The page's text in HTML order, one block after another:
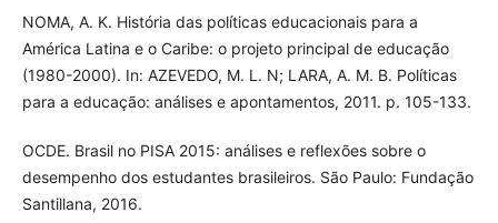
NOMA, A. K. História das políticas educacionais para a
América Latina e o Caribe: o projeto principal de educação
(1980-2000). In: AZEVEDO, M. L. N; LARA, A. M. B. Políticas
para a educação: análises e apontamentos, 2011. p. 105-133.
OCDE. Brasil no PISA 2015: análises e reflexões sobre o
desempenho dos estudantes brasileiros. São Paulo: Fundação
Santillana, 2016.